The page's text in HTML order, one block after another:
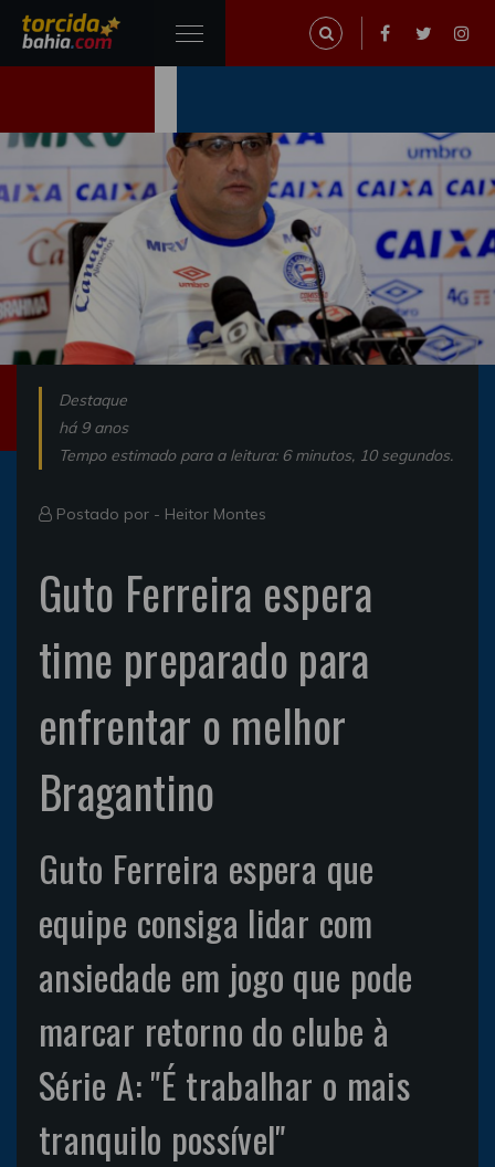
Destaque
há 9 anos
Tempo estimado para a leitura: 6 minutos, 10 segundos.
Postado por - Heitor Montes
Guto Ferreira espera
time preparado para
enfrentar o melhor
Bragantino
Guto Ferreira espera que
equipe consiga lidar com
ansiedade em jogo que pode
marcar retorno do clube à
Série A: "É trabalhar o mais
tranquilo possível"